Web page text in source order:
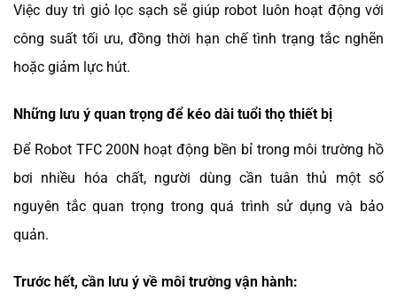
Việc duy trì giỏ lọc sạch sẽ giúp robot luôn hoạt động với
công suất tối ưu, đồng thời hạn chế tình trạng tắc nghẽn
hoặc giảm lực hút.
Những lưu ý quan trọng để kéo dài tuổi thọ thiết bị
Để Robot TFC 200N hoạt động bền bỉ trong môi trường hồ
bơi nhiều hóa chất, người dùng cần tuân thủ một số
nguyên tắc quan trọng trong quá trình sử dụng và bảo
quản.
Trước hết, cần lưu ý về môi trường vận hành: